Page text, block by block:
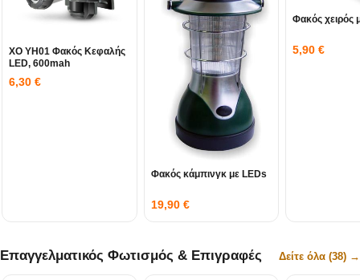
XO YH01 Φακός Κεφαλής
LED, 600mah
6,30 €
Φακός κάμπινγκ με LEDs
19,90 €
Φακός χειρός
5,90€
Επαγγελματικός Φωτισμός & Επιγραφές Δείτε όλα (38) →